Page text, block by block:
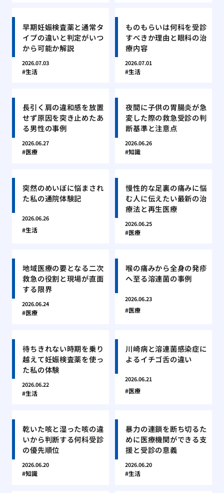
早期妊娠検査薬と通常タ
イプの違いと判定がいつ
から可能か解説
2026.07.03
生活
ものもらいは何科を受診
すべきか理由と眼科の治
療内容
2026.07.01
生活
長引く肩の違和感を放置
せず原因を突き止めたあ
る男性の事例
2026.06.27
医療
夜間に子供の胃腸炎が急
変した際の救急受診の判
断基準と注意点
2026.06.26
知識
突然のめいぼに悩まされ
た私の通院体験記
2026.06.26
生活
慢性的な足裏の痛みに悩
む人に伝えたい最新の治
療法と再生医療
2026.06.25
医療
地域医療の要となる二次
救急の役割と現場が直面
する限界
2026.06.24
医療
喉の痛みから全身の発疹
へ至る溶連菌の事例
2026.06.23
医療
待ちきれない時期を乗り
越えて妊娠検査薬を使っ
た私の体験
2026.06.22
生活
川崎病と溶連菌感染症に
よるイチゴ舌の違い
2026.06.21
医療
乾いた咳と湿った咳の違
いから判断する何科受診
の優先順位
2026.06.20
知識
暴力の連鎖を断ち切るた
めに医療機関ができる支
援と受診の意義
2026.06.20
生活